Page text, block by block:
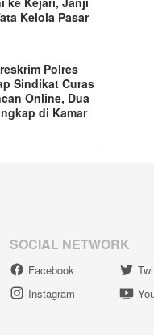
Kelola Pasar
Polres
Sindikat Curas
Online, Dua
di Kamar
SOCIAL NETWORK
Facebook
Instagram